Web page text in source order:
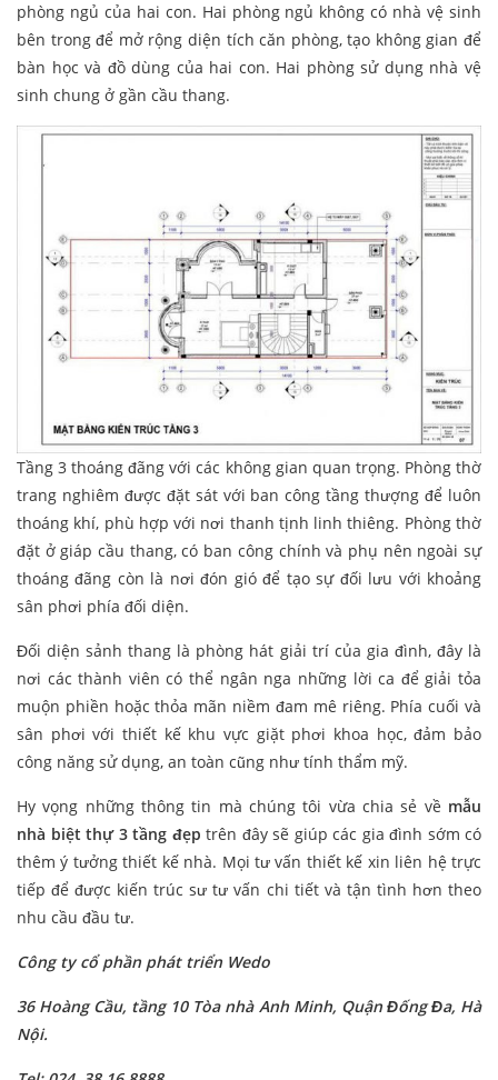
phòng ngủ của hai con. Hai phòng ngủ không có nhà vệ sinh
bên trong để mở rộng diện tích căn phòng, tạo không gian để
bàn học và đồ dùng của hai con. Hai phòng sử dụng nhà vệ
sinh chung ở gần cầu thang.
Tầng 3 thoáng đãng với các không gian quan trọng. Phòng thờ
trang nghiêm được đặt sát với ban công tầng thượng để luôn
thoáng khí, phù hợp với nơi thanh tịnh linh thiêng. Phòng thờ
đặt ở giáp cầu thang, có ban công chính và phụ nên ngoài sự
thoáng đãng còn là nơi đón gió để tạo sự đối lưu với khoảng
sân phơi phía đối diện.
Đối diện sảnh thang là phòng hát giải trí của gia đình, đây là
nơi các thành viên có thể ngân nga những lời ca để giải tỏa
muộn phiền hoặc thỏa mãn niềm đam mê riêng. Phía cuối và
sân phơi với thiết kế khu vực giặt phơi khoa học, đảm bảo
công năng sử dụng, an toàn cũng như tính thẩm mỹ.
Hy vọng những thông tin mà chúng tôi vừa chia sẻ về mẫu
nhà biệt thự 3 tầng đẹp trên đây sẽ giúp các gia đình sớm có
thêm ý tưởng thiết kế nhà. Mọi tư vấn thiết kế xin liên hệ trực
tiếp để được kiến trúc sư tư vấn chi tiết và tận tình hơn theo
nhu cầu đầu tư.
Công ty cổ phần phát triển Wedo
36 Hoàng Cầu, tầng 10 Tòa nhà Anh Minh, Quận Đống Đa, Hà
Nội.